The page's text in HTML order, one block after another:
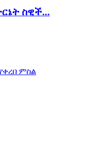
ስዊች...